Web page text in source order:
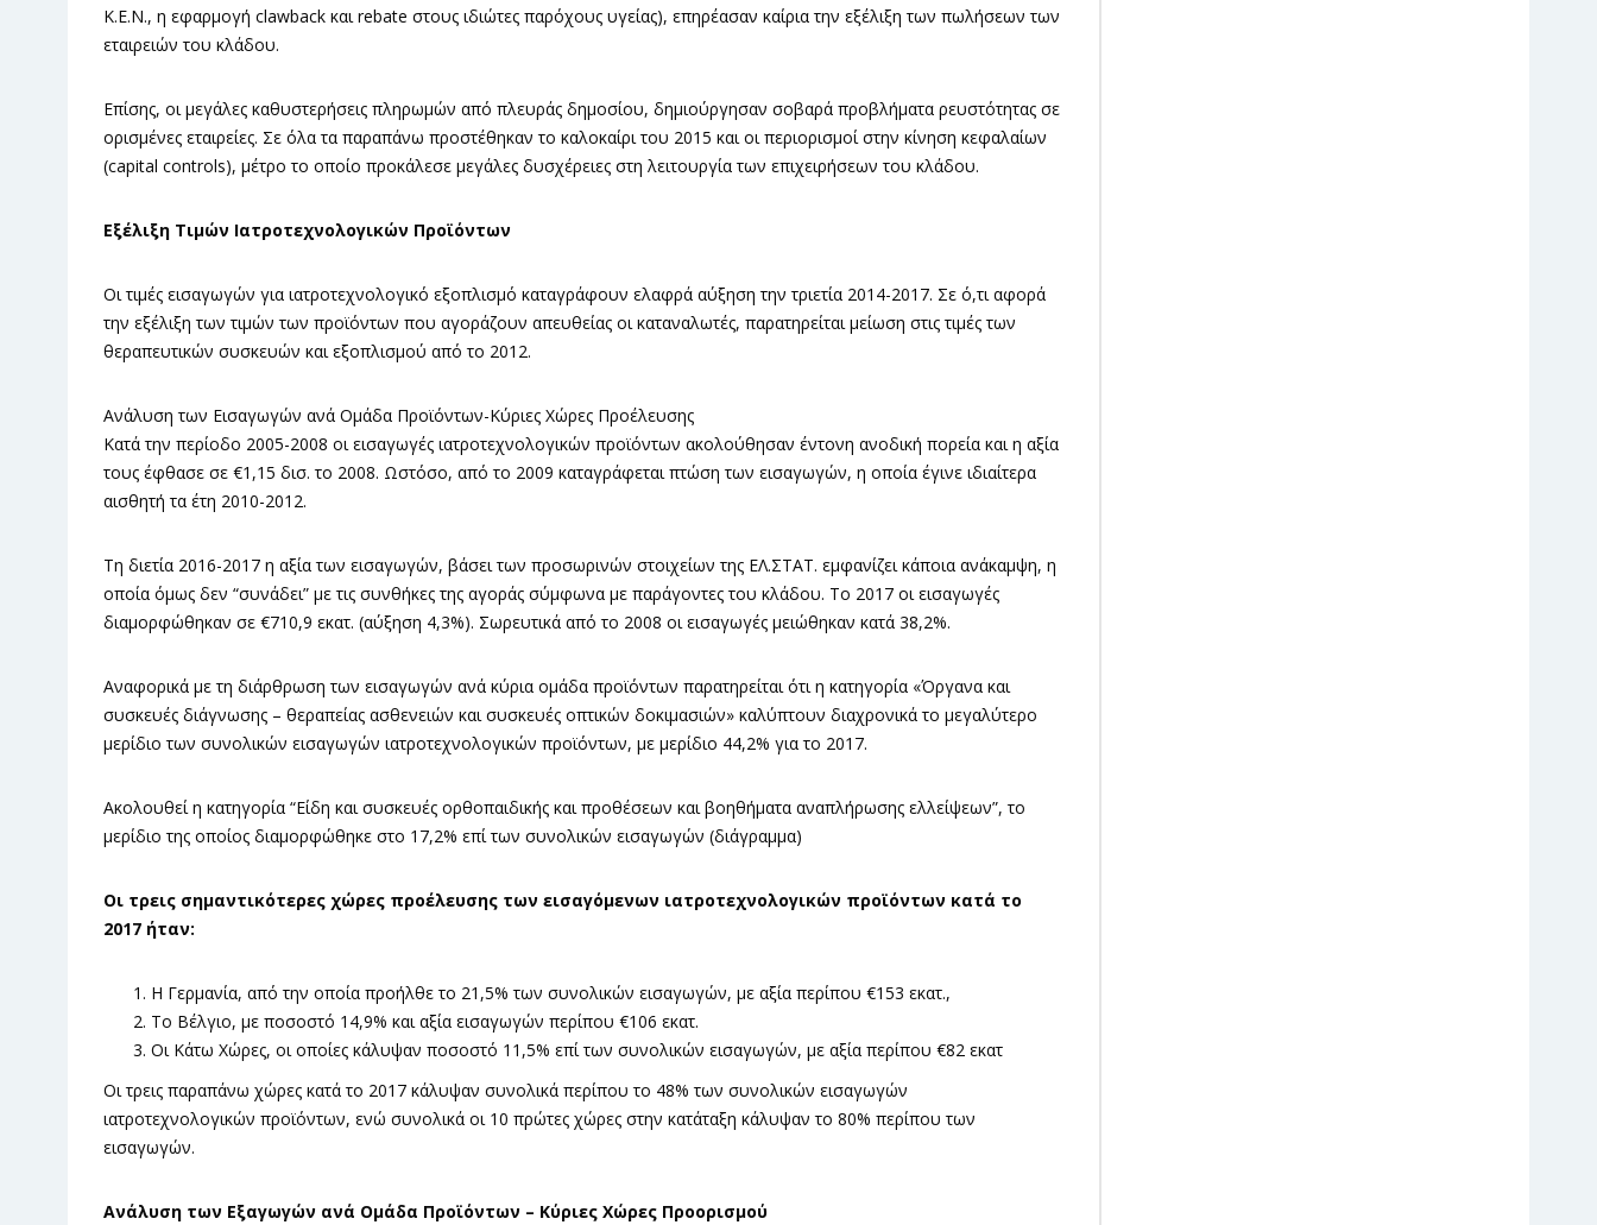
Κ.Ε.Ν., η εφαρμογή clawback και rebate στους ιδιώτες παρόχους υγείας), επηρέασαν καίρια την εξέλιξη των πωλήσεων των
εταιρειών του κλάδου.
Επίσης, οι μεγάλες καθυστερήσεις πληρωμών από πλευράς δημοσίου, δημιούργησαν σοβαρά προβλήματα ρευστότητας σε
ορισμένες εταιρείες. Σε όλα τα παραπάνω προστέθηκαν το καλοκαίρι του 2015 και οι περιορισμοί στην κίνηση κεφαλαίων
(capital controls), μέτρο το οποίο προκάλεσε μεγάλες δυσχέρειες στη λειτουργία των επιχειρήσεων του κλάδου.
Εξέλιξη Τιμών Ιατροτεχνολογικών Προϊόντων
Οι τιμές εισαγωγών για ιατροτεχνολογικό εξοπλισμό καταγράφουν ελαφρά αύξηση την τριετία 2014-2017. Σε ό,τι αφορά
την εξέλιξη των τιμών των προϊόντων που αγοράζουν απευθείας οι καταναλωτές, παρατηρείται μείωση στις τιμές των
θεραπευτικών συσκευών και εξοπλισμού από το 2012.
Ανάλυση των Εισαγωγών ανά Ομάδα Προϊόντων-Κύριες Χώρες Προέλευσης
Κατά την περίοδο 2005-2008 οι εισαγωγές ιατροτεχνολογικών προϊόντων ακολούθησαν έντονη ανοδική πορεία και η αξία
τους έφθασε σε €1,15 δισ. το 2008. Ωστόσο, από το 2009 καταγράφεται πτώση των εισαγωγών, η οποία έγινε ιδιαίτερα
αισθητή τα έτη 2010-2012.
Τη διετία 2016-2017 η αξία των εισαγωγών, βάσει των προσωρινών στοιχείων της ΕΛ.ΣΤΑΤ. εμφανίζει κάποια ανάκαμψη, η
οποία όμως δεν “συνάδει” με τις συνθήκες της αγοράς σύμφωνα με παράγοντες του κλάδου. Το 2017 οι εισαγωγές
διαμορφώθηκαν σε €710,9 εκατ. (αύξηση 4,3%). Σωρευτικά από το 2008 οι εισαγωγές μειώθηκαν κατά 38,2%.
Αναφορικά με τη διάρθρωση των εισαγωγών ανά κύρια ομάδα προϊόντων παρατηρείται ότι η κατηγορία «Όργανα και
συσκευές διάγνωσης – θεραπείας ασθενειών και συσκευές οπτικών δοκιμασιών» καλύπτουν διαχρονικά το μεγαλύτερο
μερίδιο των συνολικών εισαγωγών ιατροτεχνολογικών προϊόντων, με μερίδιο 44,2% για το 2017.
Ακολουθεί η κατηγορία “Είδη και συσκευές ορθοπαιδικής και προθέσεων και βοηθήματα αναπλήρωσης ελλείψεων”, το
μερίδιο της οποίος διαμορφώθηκε στο 17,2% επί των συνολικών εισαγωγών (διάγραμμα)
Οι τρεις σημαντικότερες χώρες προέλευσης των εισαγόμενων ιατροτεχνολογικών προϊόντων κατά το
2017 ήταν:
Η Γερμανία, από την οποία προήλθε το 21,5% των συνολικών εισαγωγών, με αξία περίπου €153 εκατ.,
Το Βέλγιο, με ποσοστό 14,9% και αξία εισαγωγών περίπου €106 εκατ.
Οι Κάτω Χώρες, οι οποίες κάλυψαν ποσοστό 11,5% επί των συνολικών εισαγωγών, με αξία περίπου €82 εκατ
Οι τρεις παραπάνω χώρες κατά το 2017 κάλυψαν συνολικά περίπου το 48% των συνολικών εισαγωγών
ιατροτεχνολογικών προϊόντων, ενώ συνολικά οι 10 πρώτες χώρες στην κατάταξη κάλυψαν το 80% περίπου των
εισαγωγών.
Ανάλυση των Εξαγωγών ανά Ομάδα Προϊόντων – Κύριες Χώρες Προορισμού